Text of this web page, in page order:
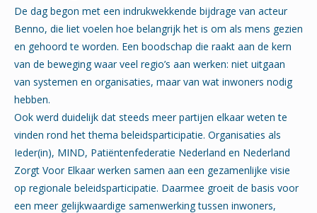
De dag begon met een indrukwekkende bijdrage van acteur
Benno, die liet voelen hoe belangrijk het is om als mens gezien
en gehoord te worden. Een boodschap die raakt aan de kern
van de beweging waar veel regio’s aan werken: niet uitgaan
van systemen en organisaties, maar van wat inwoners nodig
hebben.
Ook werd duidelijk dat steeds meer partijen elkaar weten te
vinden rond het thema beleidsparticipatie. Organisaties als
Ieder(in), MIND, Patiëntenfederatie Nederland en Nederland
Zorgt Voor Elkaar werken samen aan een gezamenlijke visie
op regionale beleidsparticipatie. Daarmee groeit de basis voor
een meer gelijkwaardige samenwerking tussen inwoners,